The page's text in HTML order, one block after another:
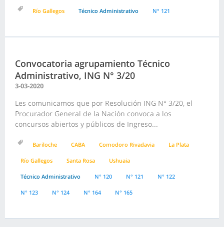
Río Gallegos Técnico Administrativo N° 121
Convocatoria agrupamiento Técnico
Administrativo, ING N° 3/20
3-03-2020
Les comunicamos que por Resolución ING N° 3/20, el
Procurador General de la Nación convoca a los
concursos abiertos y públicos de Ingreso...
Bariloche CABA Comodoro Rivadavia La Plata
Río Gallegos Santa Rosa Ushuaia
Técnico Administrativo N° 120 N° 121 N° 122
N° 123 N° 124 N° 164 N° 165